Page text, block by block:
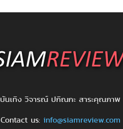
บันเทิง วิจารณ์ ปกิณกะ สาระคุณภาพ
Contact us: info@siamreview.com